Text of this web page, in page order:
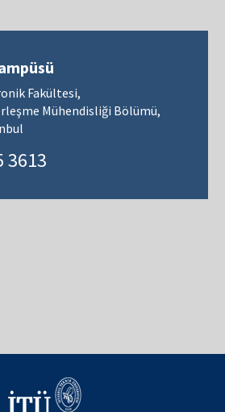
Fakültesi,
Mühendisliği Bölümü,
3613